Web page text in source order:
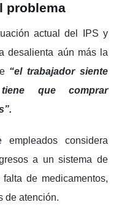
problema
actual del IPS y
desalienta aún más la
“el trabajador siente
que comprar
considera
a un sistema de
de medicamentos,
de atención.